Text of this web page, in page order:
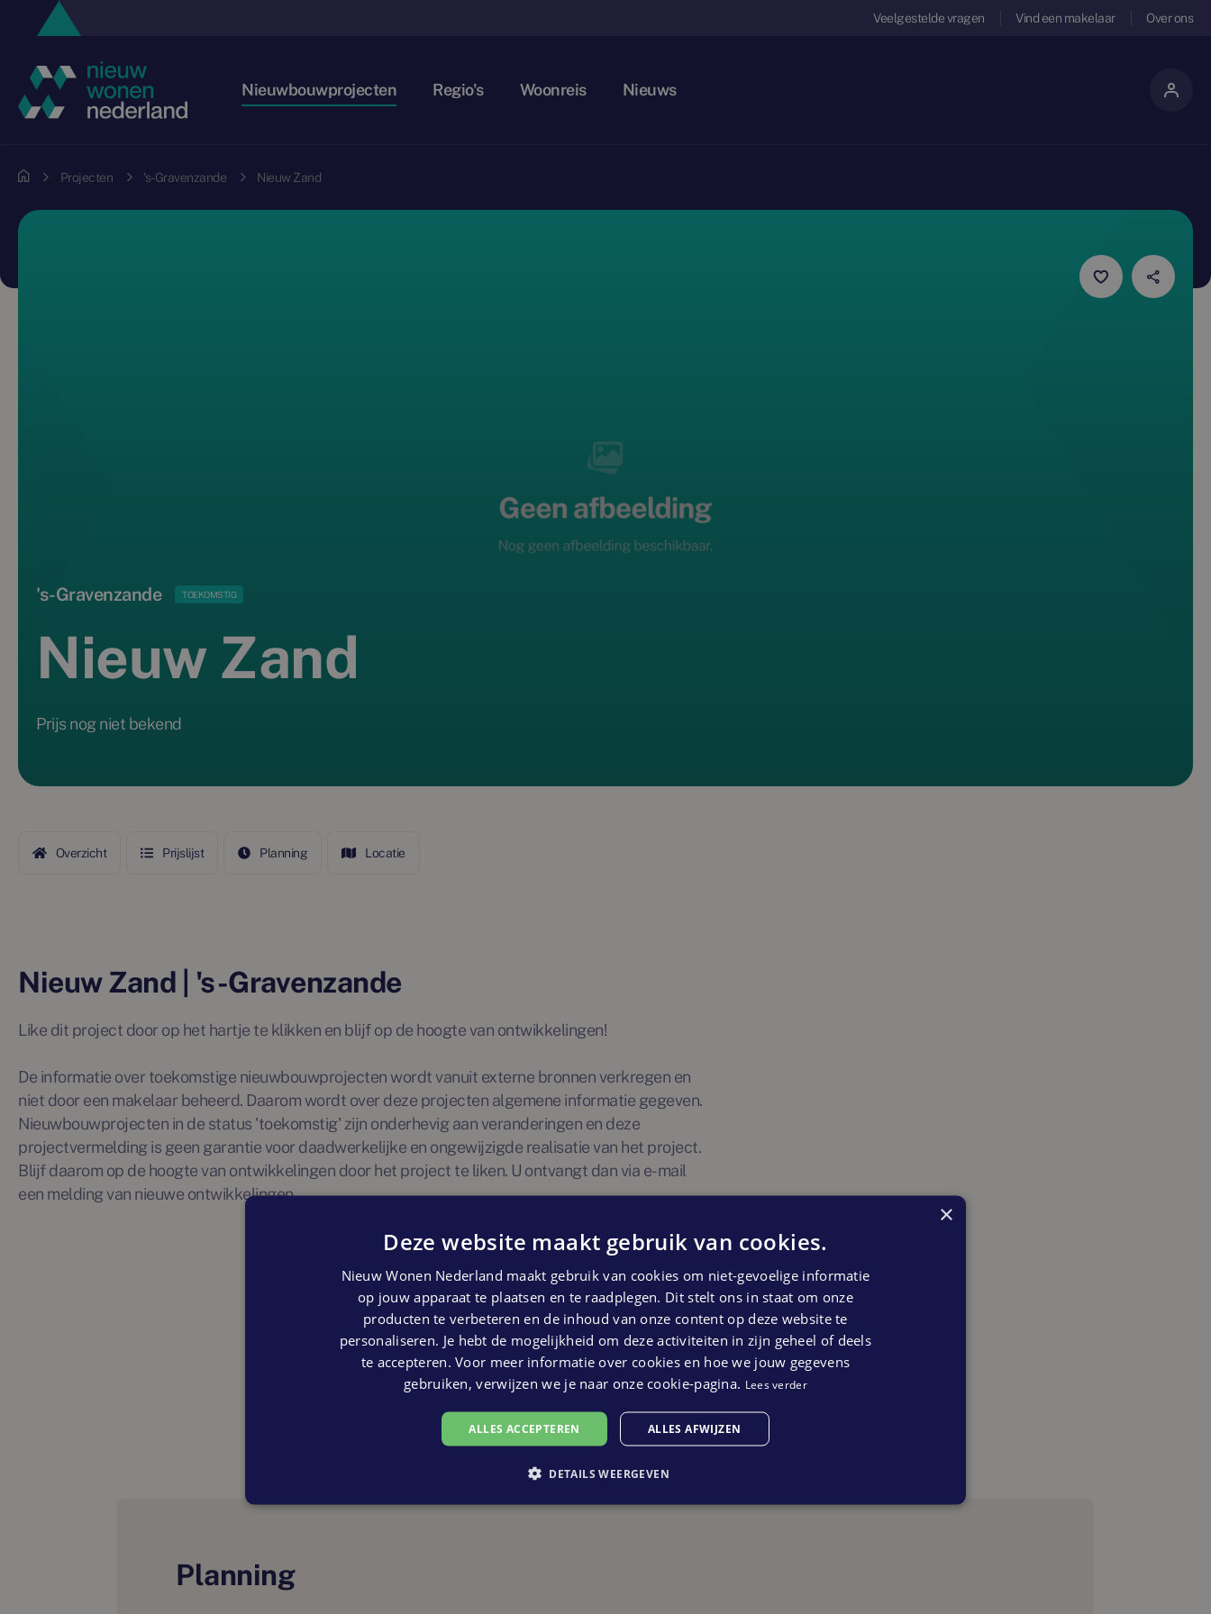
Veelgestelde vragen Vind een makelaar Over ons
Nieuwbouwprojecten Regio's Woonreis Nieuws
Projecten 's-Gravenzande Nieuw Zand
's-Gravenzande TOEKOMSTIG
Nieuw Zand
Prijs nog niet bekend
Overzicht Prijslijst Planning Locatie
Nieuw Zand | 's-Gravenzande
Like dit project door op het hartje te klikken en blijf op de hoogte van ontwikkelingen!
De informatie over toekomstige nieuwbouwprojecten wordt vanuit externe bronnen verkregen en
niet door een makelaar beheerd. Daarom wordt over deze projecten algemene informatie gegeven.
Nieuwbouwprojecten in de status 'toekomstig' zijn onderhevig aan veranderingen en deze
projectvermelding is geen garantie voor daadwerkelijke en ongewijzigde realisatie van het project.
Blijf daarom op de hoogte van ontwikkelingen door het project te liken. U ontvangt dan via e-mail
een melding van nieuwe ontwikkelingen.
Planning
×
Deze website maakt gebruik van cookies.
Nieuw Wonen Nederland maakt gebruik van cookies om niet-gevoelige informatie
op jouw apparaat te plaatsen en te raadplegen. Dit stelt ons in staat om onze
producten te verbeteren en de inhoud van onze content op deze website te
personaliseren. Je hebt de mogelijkheid om deze activiteiten in zijn geheel of deels
te accepteren. Voor meer informatie over cookies en hoe we jouw gegevens
gebruiken, verwijzen we je naar onze cookie-pagina. Lees verder
ALLES ACCEPTEREN ALLES AFWIJZEN
DETAILS WEERGEVEN